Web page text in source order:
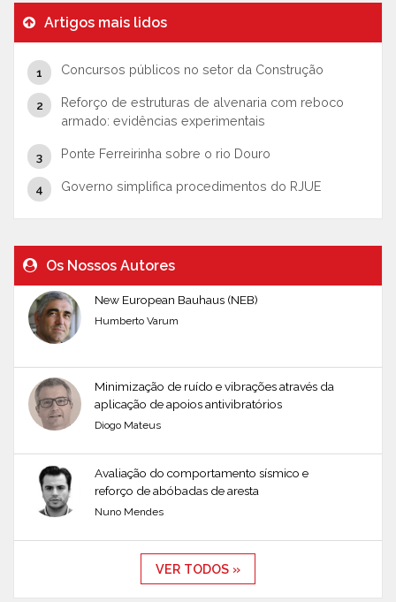
Artigos mais lidos
Concursos públicos no setor da Construção
Reforço de estruturas de alvenaria com reboco
armado: evidências experimentais
Ponte Ferreirinha sobre o rio Douro
Governo simplifica procedimentos do RJUE
Os Nossos Autores
New European Bauhaus (NEB)
Humberto Varum
Minimização de ruído e vibrações através da
aplicação de apoios antivibratórios
Diogo Mateus
Avaliação do comportamento sísmico e
reforço de abóbadas de aresta
Nuno Mendes
VER TODOS »